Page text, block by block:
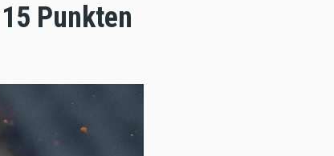
Punkten